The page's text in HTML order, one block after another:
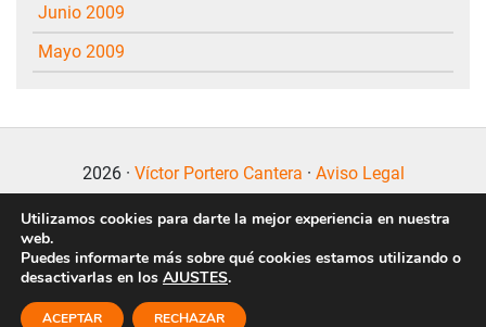
junio 2009
mayo 2009
2026 · Víctor Portero Cantera · Aviso Legal
Politica de Privacidad
Utilizamos cookies para darte la mejor experiencia en nuestra
web.
Puedes informarte más sobre qué cookies estamos utilizando o
desactivarlas en los AJUSTES.
ACEPTAR RECHAZAR